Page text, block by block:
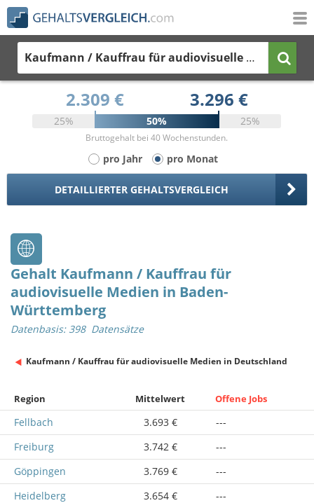
Kaufmann / Kauffrau für audiovisuelle Medien
2.309 € 3.296 €
25% 50% 25%
Bruttogehalt bei 40 Wochenstunden.
pro Jahr pro Monat
DETAILLIERTER GEHALTSVERGLEICH
Gehalt Kaufmann / Kauffrau für
audiovisuelle Medien in Baden-
Württemberg
Datenbasis: 398 Datensätze
Kaufmann / Kauffrau für audiovisuelle Medien in Deutschland
Region Mittelwert Offene Jobs
Fellbach 3.693 €
---
Freiburg
3.742 €
---
Göppingen
3.769 €
---
Heidelberg
3.654 €
---